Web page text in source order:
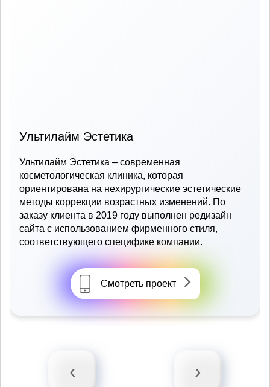
Ультилайм Эстетика
Ультилайм Эстетика – современная
косметологическая клиника, которая
ориентирована на нехирургические эстетические
методы коррекции возрастных изменений. По
заказу клиента в 2019 году выполнен редизайн
сайта с использованием фирменного стиля,
соответствующего специфике компании.
Смотреть проект
‹ ›